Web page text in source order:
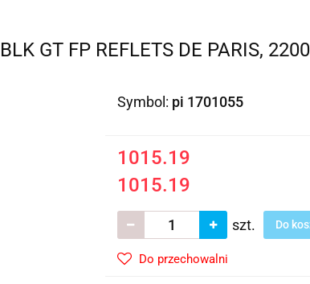
GT FP REFLETS DE PARIS,
Symbol: pi 1701055
1015.19
1015.19
szt. Do
Do przechowalni